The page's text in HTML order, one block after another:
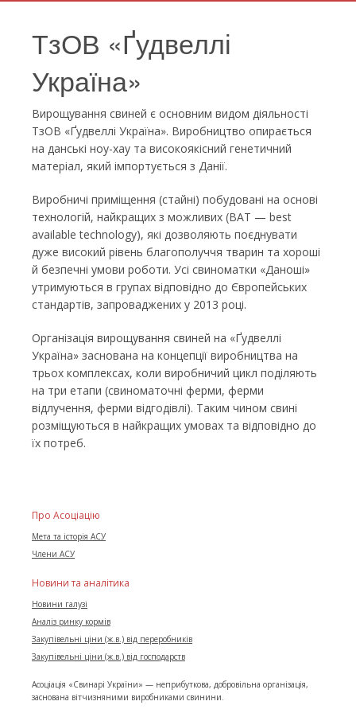
ТзОВ «Ґудвеллі
Україна»
Вирощування свиней є основним видом діяльності
ТзОВ «Ґудвеллі Україна». Виробництво опирається
на данські ноу-хау та високоякісний генетичний
матеріал, який імпортується з Данії.
Виробничі приміщення (стайні) побудовані на основі
технологій, найкращих з можливих (BAT — best
available technology), які дозволяють поєднувати
дуже високий рівень благополуччя тварин та хороші
й безпечні умови роботи. Усі свиноматки «Даноші»
утримуються в групах відповідно до Європейських
стандартів, запроваджених у 2013 році.
Організація вирощування свиней на «Ґудвеллі
Україна» заснована на концепції виробництва на
трьох комплексах, коли виробничий цикл поділяють
на три етапи (свиноматочні ферми, ферми
відлучення, ферми відгодівлі). Таким чином свині
розміщуються в найкращих умовах та відповідно до
їх потреб.
Про Асоціацію
Мета та історія АСУ
Члени АСУ
Новини та аналітика
Новини галузі
Аналіз ринку кормів
Закупівельні ціни (ж.в.) від переробників
Закупівельні ціни (ж.в.) від господарств
Асоціація «Свинарі України» — неприбуткова, добровільна організація,
заснована вітчизняними виробниками свинини.